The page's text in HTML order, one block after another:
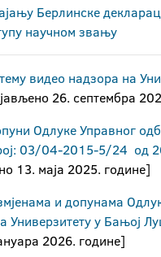
Берлинске
научном звању
видео надзора на
26. септембра
Одлуке Управног
03/04-2015-5/24 од
13. маја 2025. године]
и допунама
Универзитету у Бањој
2026. године]